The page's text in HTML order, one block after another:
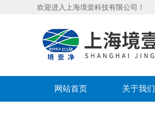
欢迎进入上海境壹科技有限公司！
网站首页 关于我们